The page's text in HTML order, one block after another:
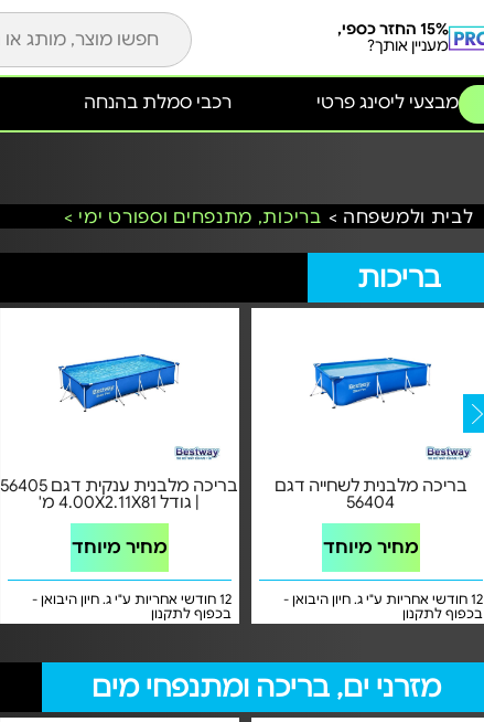
15% החזר כספי,
מעניין אותך?
מבצעי ליסינג פרטי רכבי סמלת בהנחה
לבית ולמשפחה > בריכות, מתנפחים וספורט ימי >
בריכות
בריכה מלבנית ענקית דגם 56405
| גודל 4.00X2.11X81 מ'
מחיר מיוחד
12 חודשי אחריות ע"י ג. חיון היבואן -
בכפוף לתקנון
בריכה מלבנית לשחייה דגם
56404
מחיר מיוחד
12 חודשי אחריות ע"י ג. חיון היבואן -
בכפוף לתקנון
מזרני ים, בריכה ומתנפחי מים